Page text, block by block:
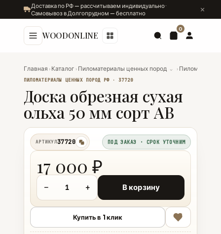
Доставка по РФ — рассчитываем индивидуально ·
Самовывоз в Долгопрудном — бесплатно
WOODONLINE
0
Главная › Каталог › Пиломатериалы ценных пород ⌄ ›
ПИЛОМАТЕРИАЛЫ ЦЕННЫХ ПОРОД РФ · 37720
Доска обрезная сухая
ольха 50 мм сорт АВ
АРТИКУЛ37720
копировать
ПОД ЗАКАЗ · СРОК УТОЧНИМ
17 000 ₽
− + В корзину
Купить в 1 клик